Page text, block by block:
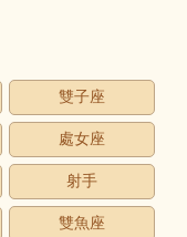
雙子座
處女座
射手
雙魚座